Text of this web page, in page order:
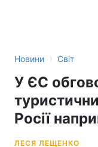
Новини › Світ
У ЄС
Росії
ЛЕСЯ ЛЕЩЕНКО